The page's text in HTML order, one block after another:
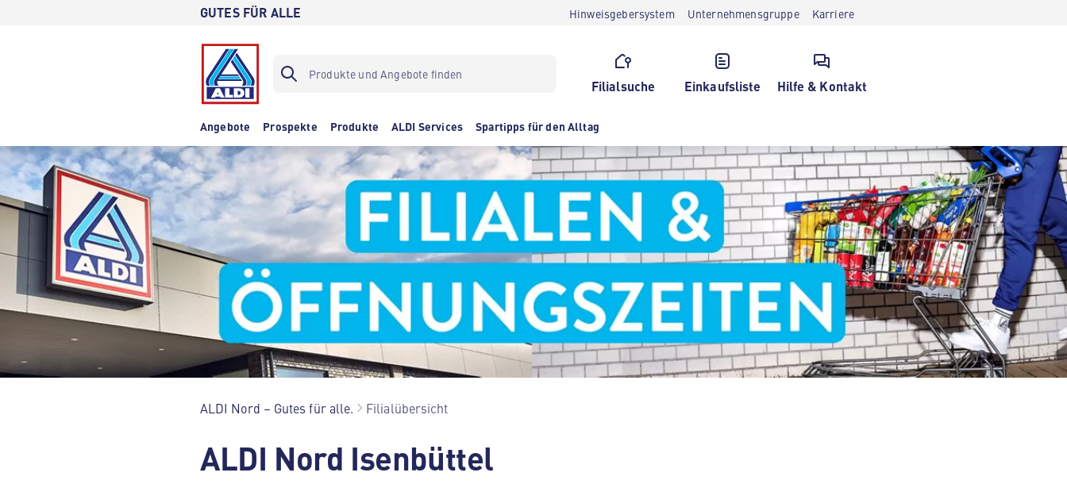
GUTES FÜR ALLE Hinweisgebersystem Unternehmensgruppe Karriere
Filialsuche Einkaufsliste Hilfe & Kontakt
Angebote Prospekte Produkte ALDI Services Spartipps für den Alltag
ALDI Nord – Gutes für alle. Filialübersicht
ALDI Nord Isenbüttel